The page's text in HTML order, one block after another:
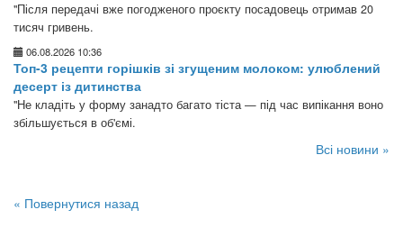
"Після передачі вже погодженого проєкту посадовець отримав 20
тисяч гривень.
06.08.2026 10:36
Топ-3 рецепти горішків зі згущеним молоком: улюблений
десерт із дитинства
"Не кладіть у форму занадто багато тіста — під час випікання воно
збільшується в об'ємі.
Всі новини »
« Повернутися назад